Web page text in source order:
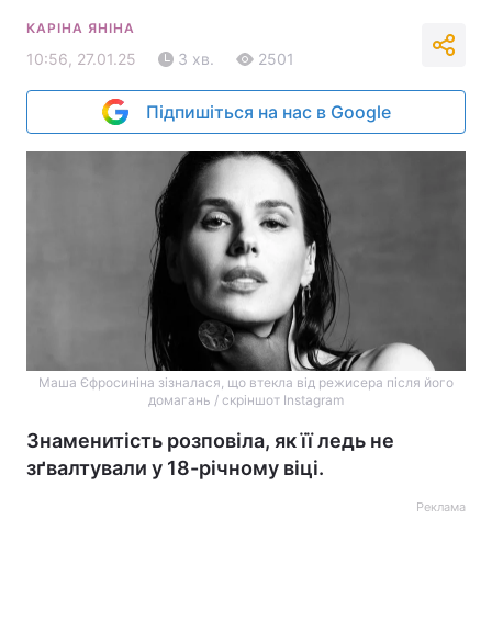
КАРІНА ЯНІНА
10:56, 27.01.25 3 хв. 2501
Підпишіться на нас в Google
Маша Єфросиніна зізналася, що втекла від режисера після його
домагань / скріншот Instagram
Знаменитість розповіла, як її ледь не
зґвалтували у 18-річному віці.
Реклама